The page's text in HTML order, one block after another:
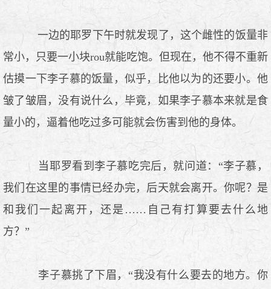
一边的耶罗下午时就发现了，这个雌性的饭量非
常小，只要一小块rou就能吃饱。但现在，他不得不重新
估摸一下李子慕的饭量，似乎，比他以为的还要小。他
皱了皱眉，没有说什么，毕竟，如果李子慕本来就是食
量小的，逼着他吃过多可能就会伤害到他的身体。
当耶罗看到李子慕吃完后，就问道：“李子慕，
我们在这里的事情已经办完，后天就会离开。你呢？是
和我们一起离开，还是……自己有打算要去什么地
方？”
李子慕挑了下眉，“我没有什么要去的地方。你